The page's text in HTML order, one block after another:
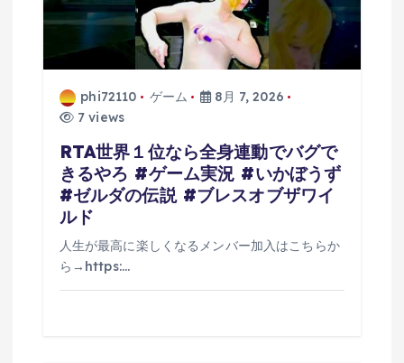
phi72110 ゲーム
8月 7, 2026
7 views
RTA世界１位なら全身連動でバグで
きるやろ #ゲーム実況 #いかぼうず
#ゼルダの伝説 #ブレスオブザワイ
ルド
人生が最高に楽しくなるメンバー加入はこちらか
ら→https:…